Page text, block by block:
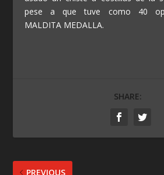
pese a que tuve como 40
MALDITA MEDALLA.
SHARE:
PREVIOUS